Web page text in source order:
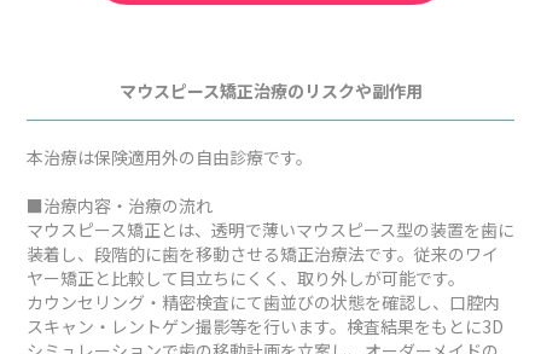
マウスピース矯正治療のリスクや副作用
本治療は保険適用外の自由診療です。
■治療内容・治療の流れ
マウスピース矯正とは、透明で薄いマウスピース型の装置を歯に
装着し、段階的に歯を移動させる矯正治療法です。従来のワイ
ヤー矯正と比較して目立ちにくく、取り外しが可能です。
カウンセリング・精密検査にて歯並びの状態を確認し、口腔内
スキャン・レントゲン撮影等を行います。検査結果をもとに3D